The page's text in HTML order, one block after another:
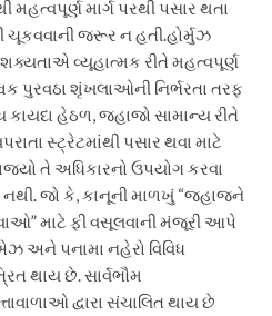
મહત્વપૂર્ણ માર્ગ પરથી પસાર થતા
ચૂકવવાની જરૂર ન હતી.હોર્મુઝ
શક્યતાએ વ્યૂહાત્મક રીતે મહત્વપૂર્ણ
પુરવઠા શૃંખલાઓની નિર્ભરતા તરફ
કાયદા હેઠળ, જહાજો સામાન્ય રીતે
સ્ટ્રેટમાંથી પસાર થવા માટે
તે અધિકારનો ઉપયોગ કરવા
નથી. જો કે, કાનૂની માળખું “જહાજને
માટે ફી વસૂલવાની મંજૂરી આપે
અને પનામા નહેરો વિવિધ
થાય છે. સાર્વભૌમ
દ્વારા સંચાલિત થાય છે